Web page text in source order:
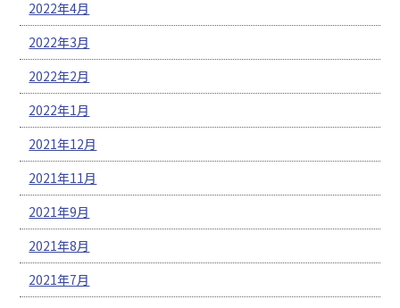
2022年4月
2022年3月
2022年2月
2022年1月
2021年12月
2021年11月
2021年9月
2021年8月
2021年7月